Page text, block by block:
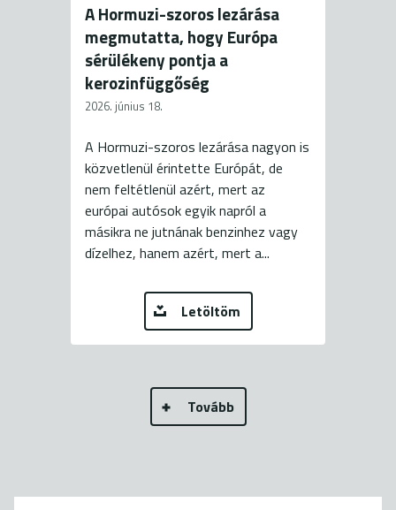
A Hormuzi-szoros lezárása
megmutatta, hogy Európa
sérülékeny pontja a
kerozinfüggőség
2026. június 18.
A Hormuzi-szoros lezárása nagyon is
közvetlenül érintette Európát, de
nem feltétlenül azért, mert az
európai autósok egyik napról a
másikra ne jutnának benzinhez vagy
dízelhez, hanem azért, mert a...
Letöltöm
Tovább